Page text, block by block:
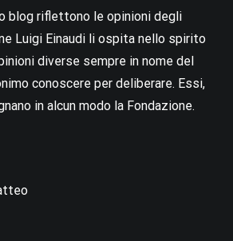
blog riflettono le opinioni degli
Luigi Einaudi li ospita nello spirito
diverse sempre in nome del
conoscere per deliberare. Essi,
in alcun modo la Fondazione.